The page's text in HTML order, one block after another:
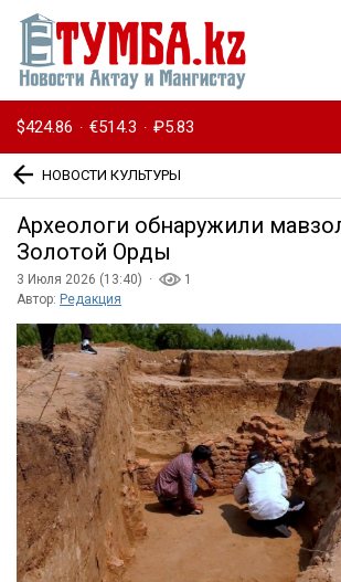
$424.86 · €514.3 · ₽5.83
НОВОСТИ КУЛЬТУРЫ
Археологи обнаружили
Золотой Орды
3 Июля 2026 (13:40) ·
1
Автор: Редакция